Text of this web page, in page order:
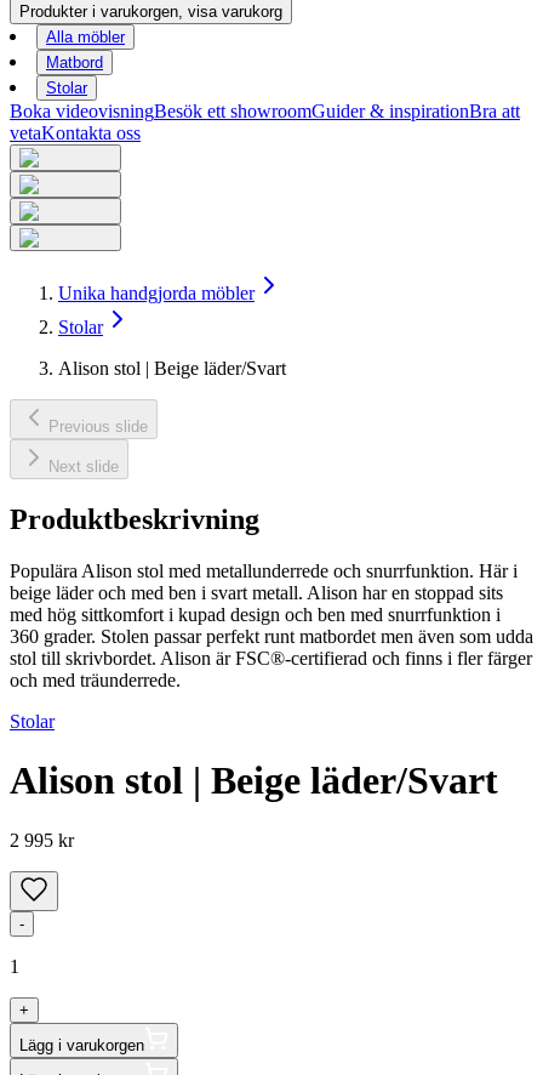
Produkter i varukorgen, visa varukorg
Alla möbler
Matbord
Stolar
Boka videovisningBesök ett showroomGuider & inspirationBra att
vetaKontakta oss
Unika handgjorda möbler
Stolar
Alison stol | Beige läder/Svart
Previous slide
Next slide
Produktbeskrivning
Populära Alison stol med metallunderrede och snurrfunktion. Här i
beige läder och med ben i svart metall. Alison har en stoppad sits
med hög sittkomfort i kupad design och ben med snurrfunktion i
360 grader. Stolen passar perfekt runt matbordet men även som udda
stol till skrivbordet. Alison är FSC®-certifierad och finns i fler färger
och med träunderrede.
Stolar
Alison stol | Beige läder/Svart
2 995 kr
-
1
+
Lägg i varukorgen